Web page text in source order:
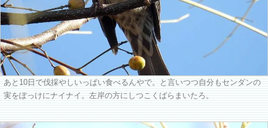
あと10日で伐採やしいっぱい食べるんやで。と言いつつ自分もセンダンの
実をぽっけにナイナイ。左岸の方にしつこくばらまいたろ。